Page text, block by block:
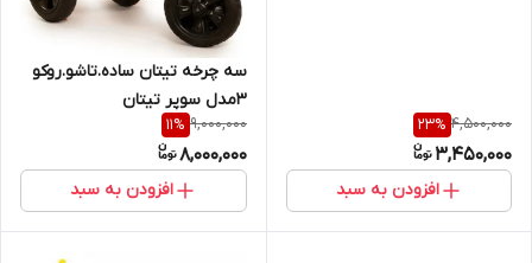
4,500,000
23%
3,450,000
افزودن به سبد
سه چرخه تیتان ساده.تاشو.روکو
3مدل سوپر تیتان
9,000,000
11%
8,000,000
افزودن به سبد